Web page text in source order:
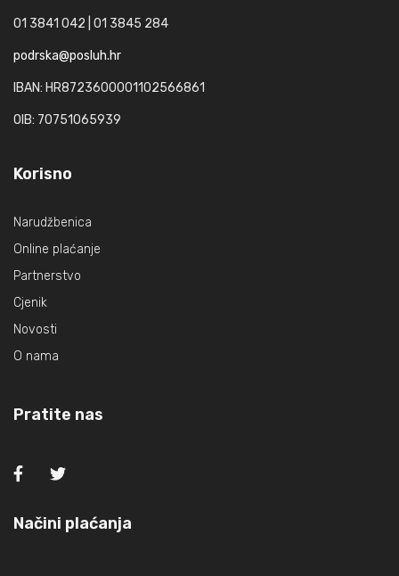
01 3841 042 | 01 3845 284
podrska@posluh.hr
IBAN: HR8723600001102566861
OIB: 70751065939
Korisno
Narudžbenica
Online plaćanje
Partnerstvo
Cjenik
Novosti
O nama
Pratite nas
Načini plaćanja